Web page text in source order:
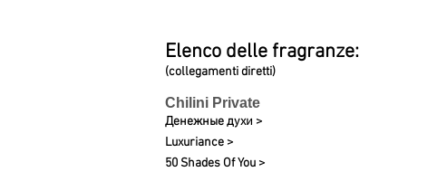
Elenco delle fragranze:
(collegamenti diretti)
Chilini Private
Денежные духи >
Luxuriance >
50 Shades Of You >